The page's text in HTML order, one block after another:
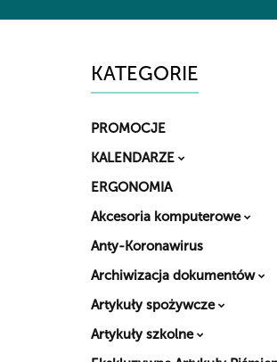
KATEGORIE
PROMOCJE
KALENDARZE
ERGONOMIA
Akcesoria komputerowe
Anty-Koronawirus
Archiwizacja dokumentów
Artykuły spożywcze
Artykuły szkolne